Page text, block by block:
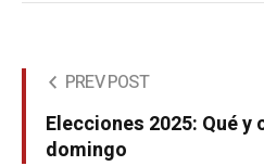
PREV POST
Elecciones 2025: Qué
domingo